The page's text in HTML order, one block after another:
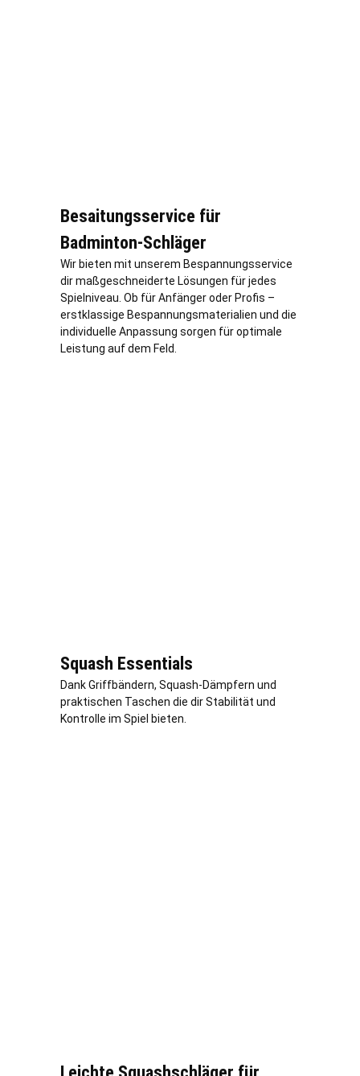
Besaitungsservice für
Badminton-Schläger
Wir bieten mit unserem Bespannungsservice
dir maßgeschneiderte Lösungen für jedes
Spielniveau. Ob für Anfänger oder Profis –
erstklassige Bespannungsmaterialien und die
individuelle Anpassung sorgen für optimale
Leistung auf dem Feld.
Squash Essentials
Dank Griffbändern, Squash-Dämpfern und
praktischen Taschen die dir Stabilität und
Kontrolle im Spiel bieten.